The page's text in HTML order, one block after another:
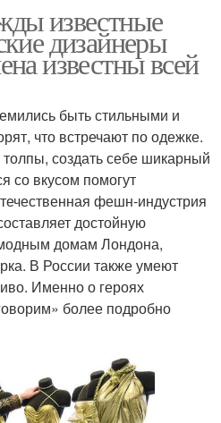
известные
дизайнеры
известны всей
быть стильными и
что встречают по одежке.
создать себе шикарный
со вкусом помогут
фешн-индустрия
достойную
домам Лондона,
В России также умеют
Именно о героях
более подробно